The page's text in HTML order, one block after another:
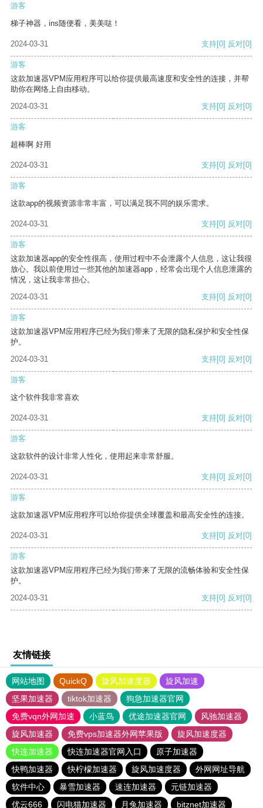
游客
梯子神器，ins随便看，美美哒！
2024-03-31 支持[0] 反对[0]
游客
这款加速器VPM应用程序可以给你提供最高速度和安全性的连接，并帮
助你在网络上自由移动。
2024-03-31
支持[0] 反对[0]
游客
超棒啊 好用
2024-03-31 支持[0] 反对[0]
游客
这款app的视频资源非常丰富，可以满足我不同的娱乐需求。
2024-03-31 支持[0] 反对[0]
游客
这款加速器app的安全性很高，使用过程中不会泄露个人信息，这让我很
放心。我以前使用过一些其他的加速器app，经常会出现个人信息泄露的
情况，这让我非常担心。
2024-03-31
支持[0] 反对[0]
游客
这款加速器VPM应用程序已经为我们带来了无限的隐私保护和安全性保
护。
2024-03-31
支持[0] 反对[0]
游客
这个软件我非常喜欢
2024-03-31 支持[0] 反对[0]
游客
这款软件的设计非常人性化，使用起来非常舒服。
2024-03-31 支持[0] 反对[0]
游客
这款加速器VPM应用程序可以给你提供全球覆盖和最高安全性的连接。
2024-03-31 支持[0] 反对[0]
游客
这款加速器VPM应用程序已经为我们带来了无限的流畅体验和安全性保
护。
2024-03-31
支持[0] 反对[0]
友情链接
网站地图 QuickQ 旋风加速度器
旋风加速
坚果加速器
tiktok加速器
狗急加速器官网
免费vqn外网加速
小蓝鸟 优途加速器官网
风驰加速器
旋风加速器
免费vps加速器外网苹果版
旋风加速度器
快连加速器
快连加速器官网入口
原子加速器
快鸭加速器
快柠檬加速器 旋风加速度器
外网网址导航
软件中心
暴雪加速器 速连加速器
元链加速器
优云666
闪电猫加速器 月兔加速器 bitznet加速器